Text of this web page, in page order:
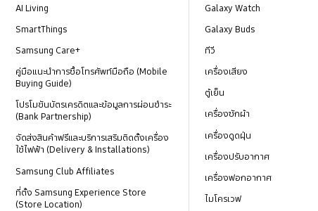
AI Living
SmartThings
Samsung Care+
คู่มือแนะนำการซื้อโทรศัพท์มือถือ (Mobile
Buying Guide)
โปรโมชันบัตรเครดิตและข้อมูลการผ่อนชำระ
(Bank Partnership)
จัดส่งสินค้าฟรีและบริการเสริมติดตั้งเครื่อง
ใช้ไฟฟ้า (Delivery & Installations)
Samsung Club Affiliates
ที่ตั้ง Samsung Experience Store
(Store Location)
Galaxy Watch
Galaxy Buds
ทีวี
เครื่องเสียง
ตู้เย็น
เครื่องซักผ้า
เครื่องดูดฝุ่น
เครื่องปรับอากาศ
เครื่องฟอกอากาศ
ไมโครเวฟ